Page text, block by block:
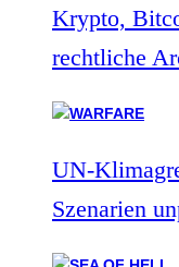
Krypto,
rechtliche
UN-
Szenarien